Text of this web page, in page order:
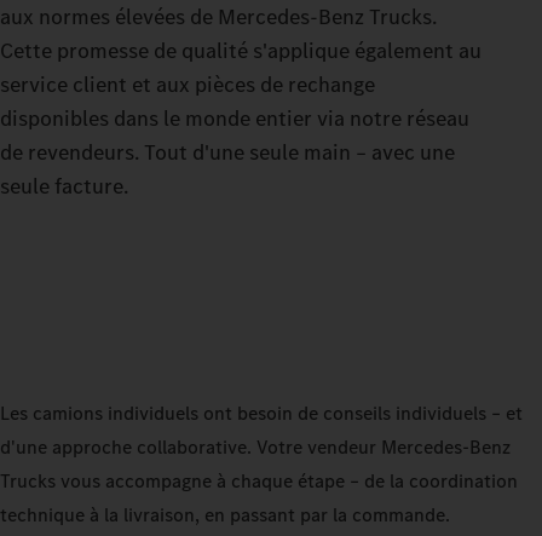
aux normes élevées de Mercedes‑Benz Trucks.
Cette promesse de qualité s'applique également au
service client et aux pièces de rechange
disponibles dans le monde entier via notre réseau
de revendeurs. Tout d'une seule main – avec une
seule facture.
Les camions individuels ont besoin de conseils individuels – et
d'une approche collaborative. Votre vendeur Mercedes‑Benz
Trucks vous accompagne à chaque étape – de la coordination
technique à la livraison, en passant par la commande.